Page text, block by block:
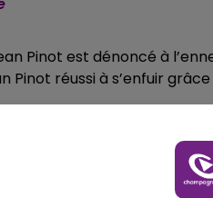
Pinot est dénoncé à
réussi à s’enfuir
L’ardennaise lui avait